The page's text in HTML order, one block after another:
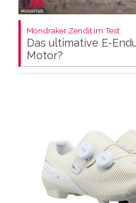
Mondraker Zendit im Test:
Das ultimative E-
Motor?